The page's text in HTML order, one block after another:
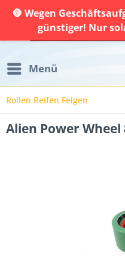
🛑 Wegen
günstiger! Nur
Menü
Rollen Reifen Felgen
Alien Power Wheel